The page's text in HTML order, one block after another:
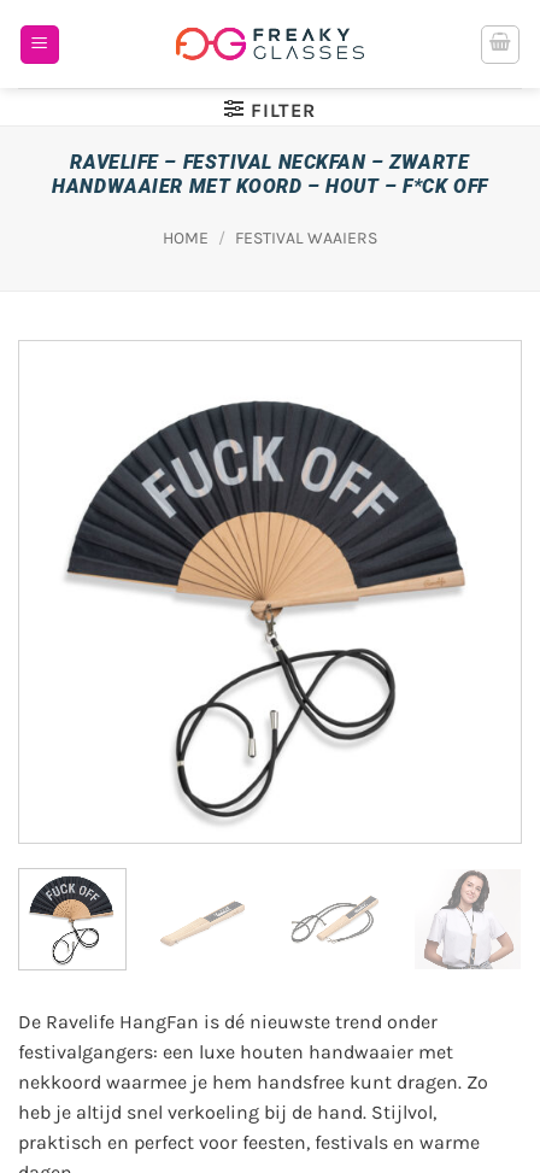
naar
FILTER
RAVELIFE – FESTIVAL NECKFAN – ZWARTE
HANDWAAIER MET KOORD – HOUT – F*CK OFF
HOME / FESTIVAL WAAIERS
De Ravelife HangFan is dé nieuwste trend onder
festivalgangers: een luxe houten handwaaier met
nekkoord waarmee je hem handsfree kunt dragen. Zo
heb je altijd snel verkoeling bij de hand. Stijlvol,
praktisch en perfect voor feesten, festivals en warme